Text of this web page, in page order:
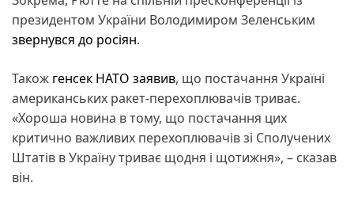
президентом України Володимиром Зеленським
звернувся до росіян.
Також генсек НАТО заявив, що постачання Україні
американських ракет-перехоплювачів триває.
«Хороша новина в тому, що постачання цих
критично важливих перехоплювачів зі Сполучених
Штатів в Україну триває щодня і щотижня», – сказав
він.